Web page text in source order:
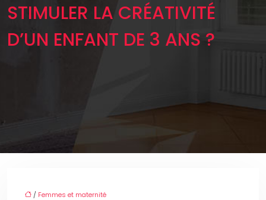
STIMULER LA CRÉATIVITÉ
D’UN ENFANT DE 3 ANS ?
/ Femmes et maternité